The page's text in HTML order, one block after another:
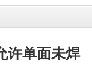
许单面未焊